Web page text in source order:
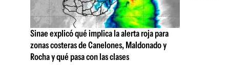
Sinae explicó qué implica la alerta roja para
zonas costeras de Canelones, Maldonado y
Rocha y qué pasa con las clases